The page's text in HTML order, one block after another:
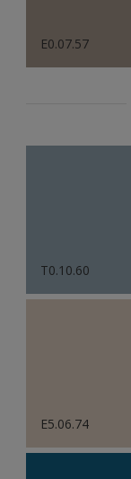
E0.07.57
T0.10.60
E5.06.74